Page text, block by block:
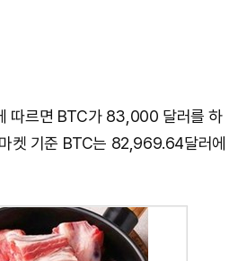
따르면 BTC가 83,000 달러를 하
켓 기준 BTC는 82,969.64달러에